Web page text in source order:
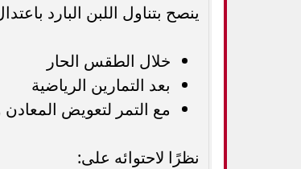
ينصح بتناول اللبن البارد
خلال الطقس الحار
بعد التمارين الرياضية
مع التمر لتعويض المعادن
نظرًا لاحتوائه على: